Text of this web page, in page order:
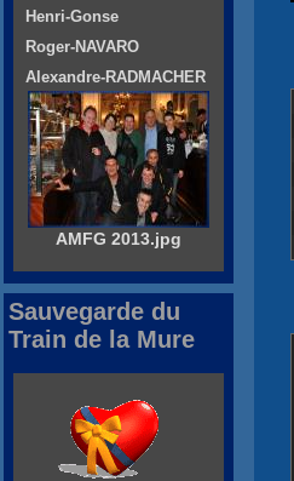
Henri-Gonse
Roger-NAVARO
Alexandre-RADMACHER
AMFG 2013.jpg
Sauvegarde du
Train de la Mure